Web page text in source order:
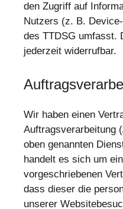
den Zugriff auf
Nutzers (z. B.
des TTDSG umfasst.
jederzeit widerrufbar.
Wir haben einen
Auftragsverarbeitung
oben genannten
handelt es sich um
vorgeschriebenen
dass dieser die
unserer